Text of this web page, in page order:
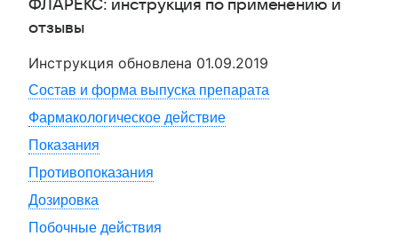
ФЛАРЕКС: инструкция по применению и
отзывы
Инструкция обновлена 01.09.2019
Состав и форма выпуска препарата
Фармакологическое действие
Показания
Противопоказания
Дозировка
Побочные действия